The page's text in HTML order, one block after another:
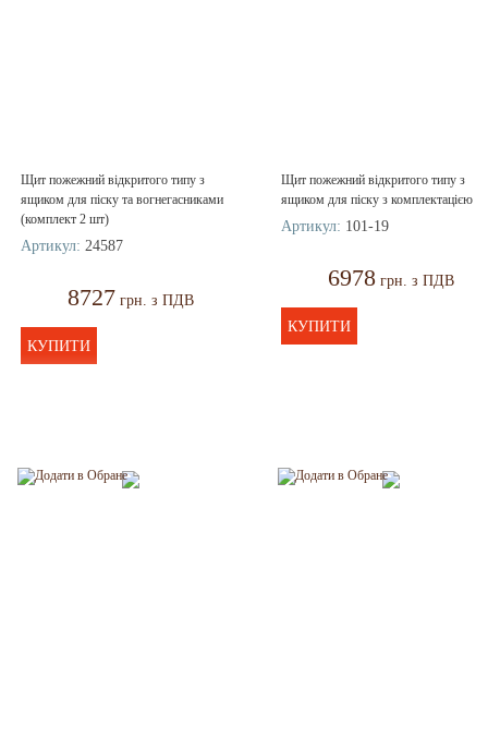
Щит пожежний відкритого типу з
ящиком для піску та вогнегасниками
(комплект 2 шт)
Артикул: 24587
8727 грн. з ПДВ
КУПИТИ
Щит пожежний відкритого типу з
ящиком для піску з комплектацією
Артикул: 101-19
6978грн. з ПДВ
КУПИТИ